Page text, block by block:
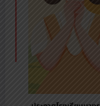
ร.ร.นางรองพิทยา
ปลูกจิตสำนึกเยาว
20 กรกฎาคม 2569